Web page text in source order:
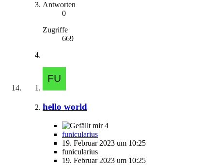
Antworten
0
Zugriffe
669
hello world
4
funicularius
19. Februar 2023 um 10:25
funicularius
19. Februar 2023 um 10:25